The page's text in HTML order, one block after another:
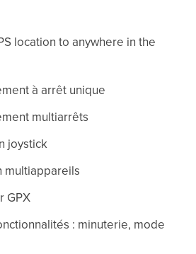
location to anywhere in the
à arrêt unique
multiarrêts
joystick
multiappareils
GPX
: minuterie, mode